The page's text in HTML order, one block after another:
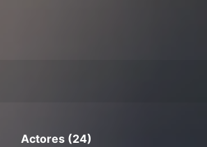
Actores (24)